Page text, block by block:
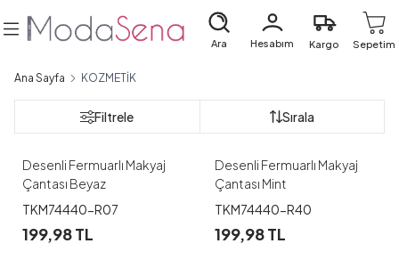
Ara Hesabım Kargo Sepetim
Ana Sayfa KOZMETİK
Filtrele Sırala
Desenli Fermuarlı Makyaj
Çantası Beyaz
TKM74440-R07
199,98TL
Desenli Fermuarlı Makyaj
Çantası Mint
TKM74440-R40
199,98TL